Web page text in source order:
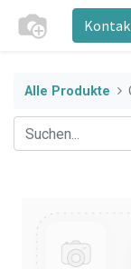
Alle Produkte